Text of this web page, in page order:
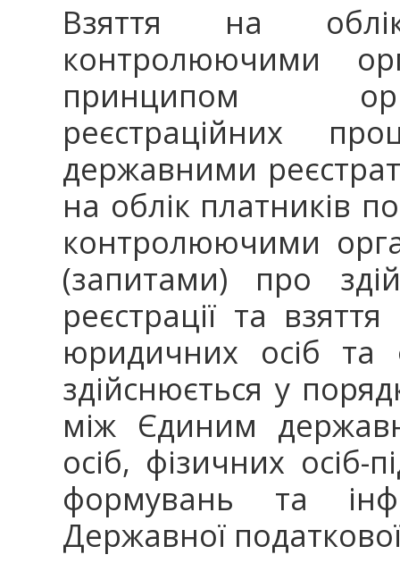
Взяття на
контролюючими
принципом
реєстраційних
державними
на облік платників
контролюючими
(запитами) про
реєстрації та
юридичних осіб та
здійснюється у
між Єдиним
осіб, фізичних осіб-
формувань та
Державної